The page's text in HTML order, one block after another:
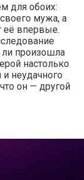
для обоих:
мужа, а
её впервые.
ли произошла
настолько
неудачного
он — другой